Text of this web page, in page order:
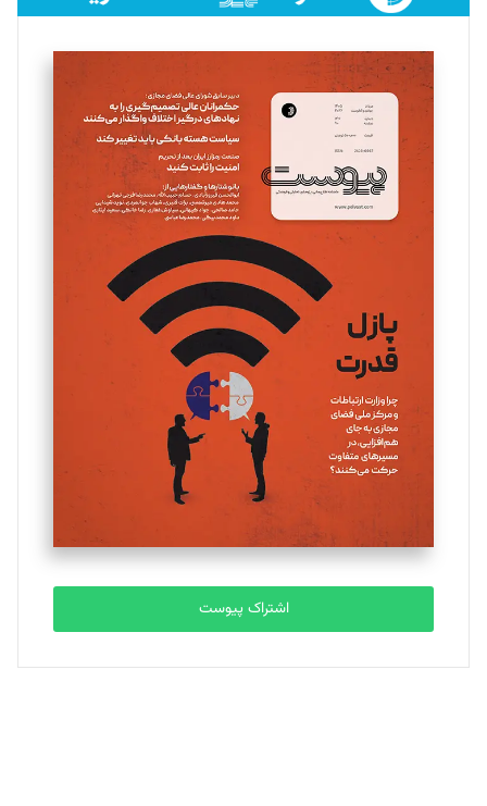
فائزه فتحی رستمی
تحریریه
سروش کرمیان
تحریریه
مینا پاکدل
یسنا امان‌پور
تحریریه
ملینا جعفری
تحریریه
مصطفی مسجدی آرانی
تحریریه
بابک نقاش
تحریریه
اشتراک پیوست